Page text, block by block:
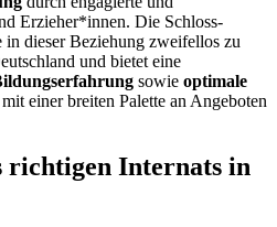
Erzieher*innen. Die Schloss-
dieser Beziehung zweifellos zu
und bietet eine
sowie optimale
mit einer breiten Palette an Angeboten
richtigen Internats in